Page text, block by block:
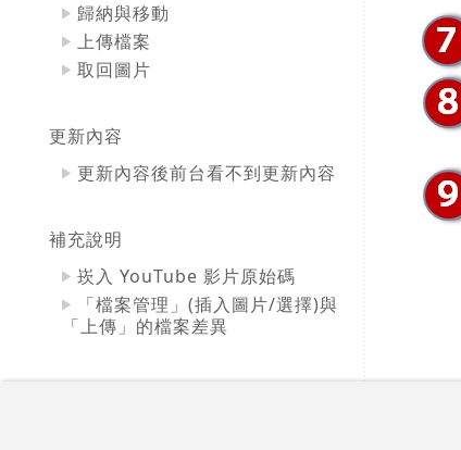
歸納與移動
上傳檔案
取回圖片
更新內容
更新內容後前台看不到更新內容
補充說明
崁入 YouTube 影片原始碼
「檔案管理」(插入圖片/選擇)與
「上傳」的檔案差異